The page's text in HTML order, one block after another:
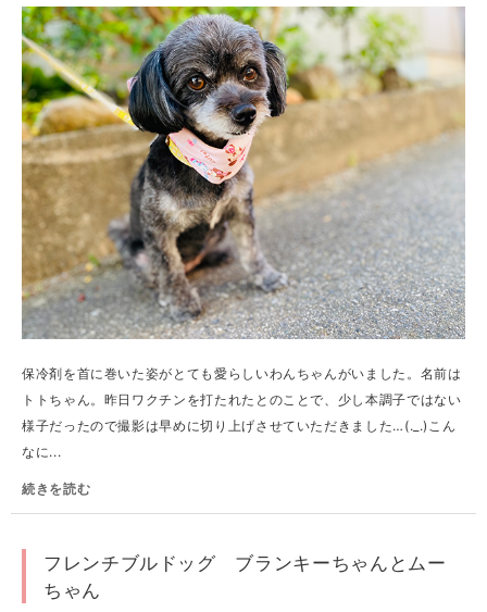
保冷剤を首に巻いた姿がとても愛らしいわんちゃんがいました。名前は
トトちゃん。昨日ワクチンを打たれたとのことで、少し本調子ではない
様子だったので撮影は早めに切り上げさせていただきました…(._.)こん
なに...
続きを読む
フレンチブルドッグ ブランキーちゃんとムー
ちゃん